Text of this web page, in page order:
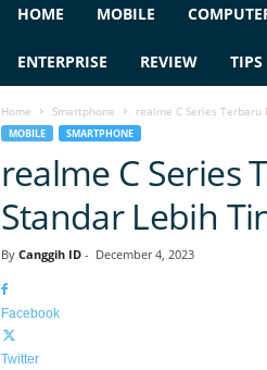
HOME MOBILE
ENTERPRISE REVIEW TIPS
Home Smartphone realme C Series Terbaru
MOBILE SMARTPHONE
realme C Series
Standar Lebih
By Canggih ID- December 4, 2023
Facebook
Twitter